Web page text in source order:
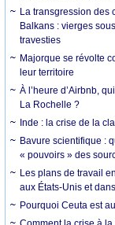
La transgression des
Balkans : vierges
travesties
Majorque se révolte
leur territoire
À l’heure d’Airbnb,
La Rochelle ?
Inde : la crise de la
Bavure scientifique :
« pouvoirs » des
Les plans de travail
aux États-Unis et
Pourquoi Ceuta est